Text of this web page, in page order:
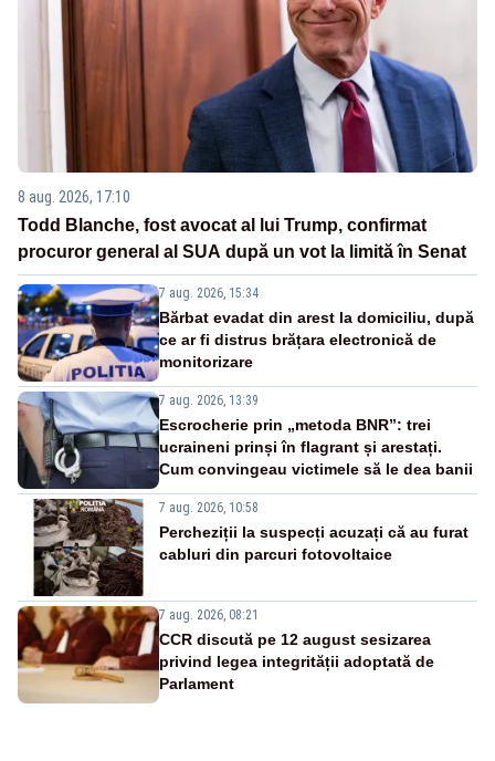
8 aug. 2026, 17:10
Todd Blanche, fost avocat al lui Trump, confirmat
procuror general al SUA după un vot la limită în Senat
7 aug. 2026, 15:34
Bărbat evadat din arest la domiciliu, după
ce ar fi distrus brățara electronică de
monitorizare
7 aug. 2026, 13:39
Escrocherie prin „metoda BNR”: trei
ucraineni prinși în flagrant și arestați.
Cum convingeau victimele să le dea banii
7 aug. 2026, 10:58
Percheziții la suspecți acuzați că au furat
cabluri din parcuri fotovoltaice
7 aug. 2026, 08:21
CCR discută pe 12 august sesizarea
privind legea integrității adoptată de
Parlament